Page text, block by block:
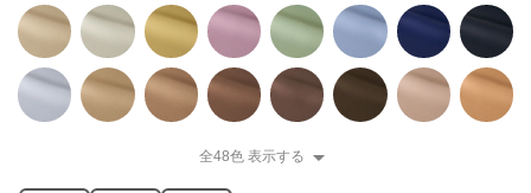
全48色 表示する